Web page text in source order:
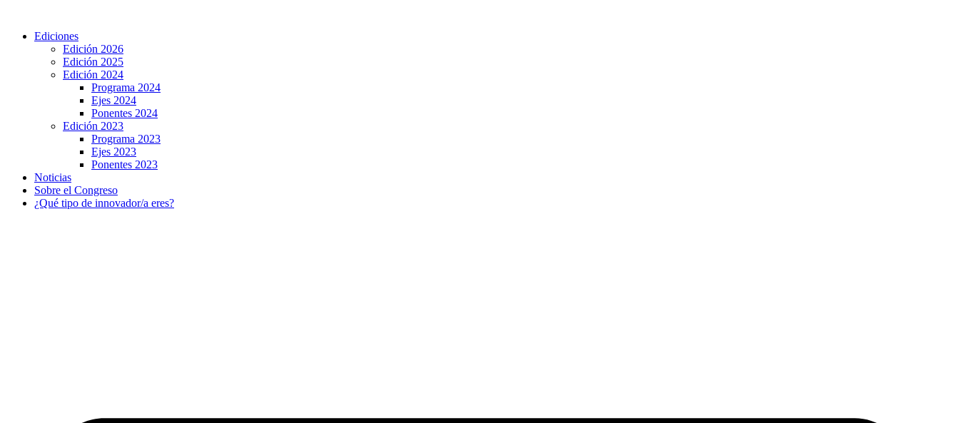
contenidoEdiciones
Edición 2026
Edición 2025
Edición 2024
Programa 2024
Ejes 2024
Ponentes 2024
Edición 2023
Programa 2023
Ejes 2023
Ponentes 2023
Noticias
Sobre el Congreso
¿Qué tipo de innovador/a eres?